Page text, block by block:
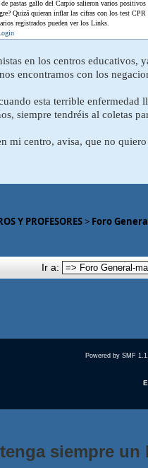
pastas gallo del Carpio salieron varios
Quizá quieran inflar las cifras con los test CPR
registrados pueden ver los Links.
en los centros educativos,
encontramos con los
esta terrible enfermedad
siempre tendréis al coletas
mi centro, avisa, que no
Y PROFESORES> Foro
Ir a:
Powered by SMF
siempre